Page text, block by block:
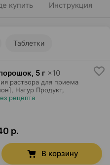
купить Инструкция
Таблетки
, 5 г ×10
раствора для приема
Натур Продукт,
рецепта
р.
В корзину